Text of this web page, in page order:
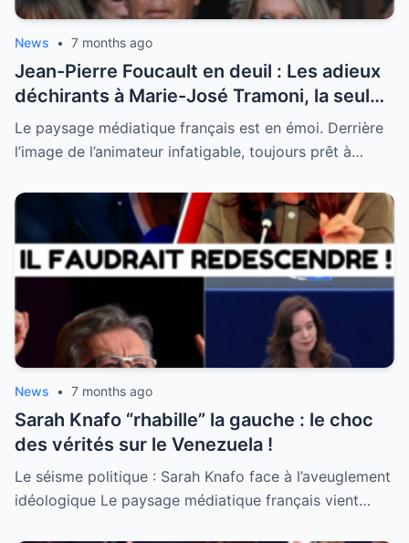
News • 7 months ago
Jean-Pierre Foucault en deuil : Les adieux
déchirants à Marie-José Tramoni, la seule
femme qu’il ait jamais épousée
Le paysage médiatique français est en émoi. Derrière
l’image de l’animateur infatigable, toujours prêt à…
News • 7 months ago
Sarah Knafo “rhabille” la gauche : le choc
des vérités sur le Venezuela !
Le séisme politique : Sarah Knafo face à l’aveuglement
idéologique Le paysage médiatique français vient…